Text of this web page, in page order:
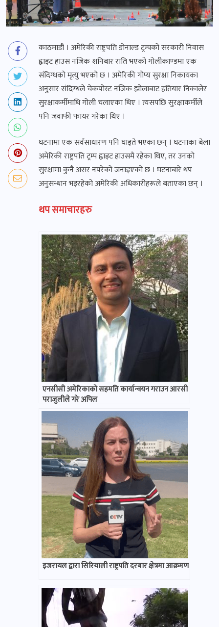
काठमाडौं । अमेरिकी राष्ट्रपति डोनाल्ड ट्रम्पको सरकारी निवास
ह्वाइट हाउस नजिक शनिबार राति भएको गोलीकाण्डमा एक
संदिग्धको मृत्यु भएको छ । अमेरिकी गोप्य सुरक्षा निकायका
अनुसार संदिग्धले चेकपोस्ट नजिक झोलाबाट हतियार निकालेर
सुरक्षाकर्मीमाथि गोली चलाएका थिए । त्यसपछि सुरक्षाकर्मीले
पनि जवाफी फायर गरेका थिए ।
घटनामा एक सर्वसाधारण पनि घाइते भएका छन् । घटनाका बेला
अमेरिकी राष्ट्रपति ट्रम्प ह्वाइट हाउसमै रहेका थिए, तर उनको
सुरक्षामा कुनै असर नपरेको जनाइएको छ । घटनाबारे थप
अनुसन्धान भइरहेको अमेरिकी अधिकारीहरूले बताएका छन् ।
थप समाचारहरु
एनसीसी अमेरिकाको सहमति कार्यान्वयन गराउन आरसी
पराजुलीले गरे अपिल
इजरायल द्वारा सिरियाली राष्ट्रपति दरबार क्षेत्रमा आक्रमण